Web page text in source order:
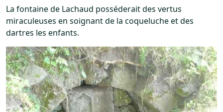
La fontaine de Lachaud posséderait des vertus
miraculeuses en soignant de la coqueluche et des
dartres les enfants.